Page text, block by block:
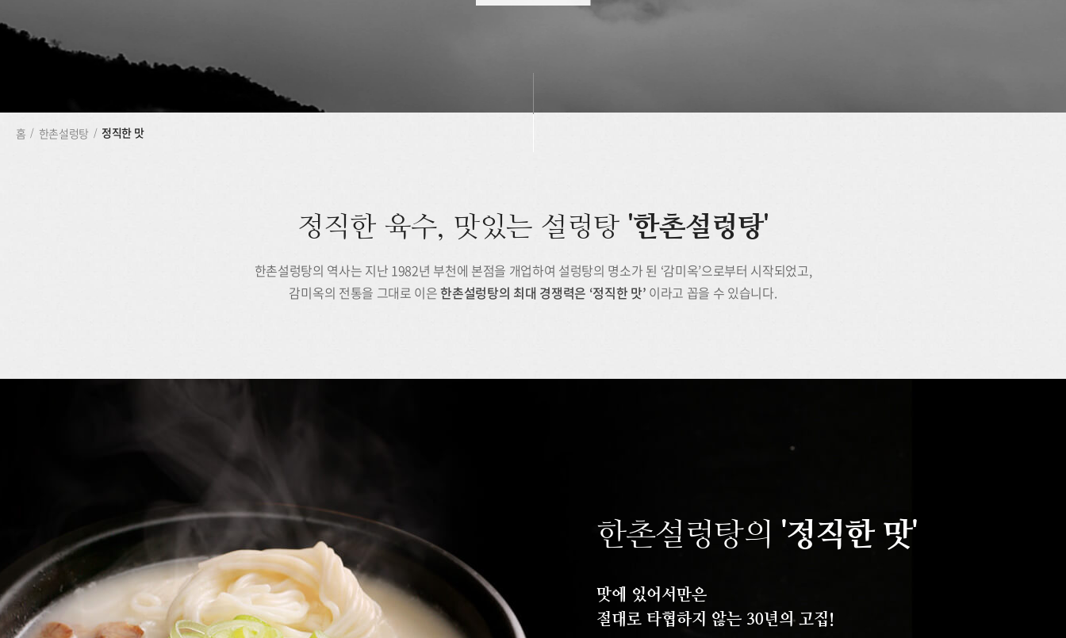
홈 / 한촌설렁탕 / 정직한 맛
정직한 육수, 맛있는 설렁탕 '한촌설렁탕'
한촌설렁탕의 역사는 지난 1982년 부천에 본점을 개업하여 설렁탕의 명소가 된 ‘감미옥’으로부터 시작되었고,
감미옥의 전통을 그대로 이은한촌설렁탕의 최대 경쟁력은 ‘정직한 맛’ 이라고 꼽을 수 있습니다.
한촌설렁탕의 '정직한 맛'
맛에 있어서만은
절대로 타협하지 않는 30년의 고집!